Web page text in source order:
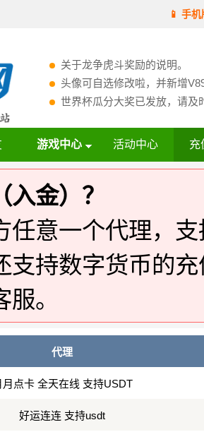
📱 手机
关于龙争虎斗奖励的说明。
头像可自选修改啦，并新增
世界杯瓜分大奖已发放，请及
游戏中心 活动中心 充
金）？
任意一个代理，
支持数字货币的
。
代理
月点卡 全天在线 支持USDT
好运连连 支持usdt